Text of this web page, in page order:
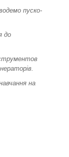
пуско-
до
на